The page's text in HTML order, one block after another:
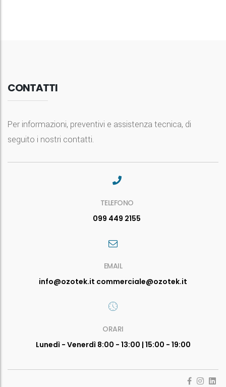
CONTATTI
Per informazioni, preventivi e assistenza tecnica, di
seguito i nostri contatti.
TELEFONO
099 449 2155
EMAIL
info@ozotek.it commerciale@ozotek.it
ORARI
Lunedì - Venerdì 8:00 - 13:00 | 15:00 - 19:00